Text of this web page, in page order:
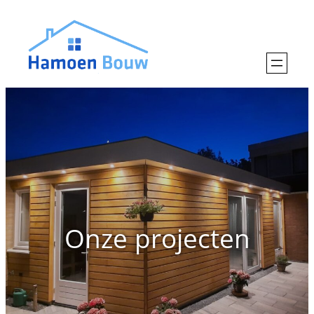
Onze projecten